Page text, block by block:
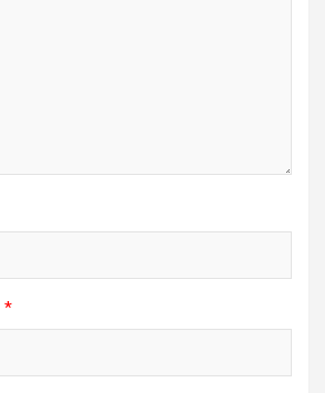
*